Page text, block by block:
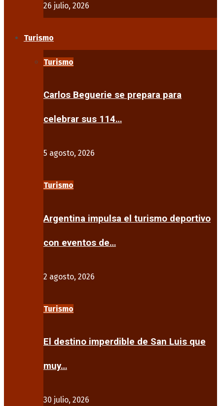
26 julio, 2026
Turismo
Turismo
Carlos Beguerie se prepara para
celebrar sus 114…
5 agosto, 2026
Turismo
Argentina impulsa el turismo deportivo
con eventos de…
2 agosto, 2026
Turismo
El destino imperdible de San Luis que
muy…
30 julio, 2026